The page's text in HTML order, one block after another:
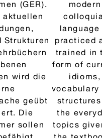
(GER)
Dabei
von
hinaus
aus
Kultur und
der
(CEFR)
reached.
skills
taught
materials
also
current